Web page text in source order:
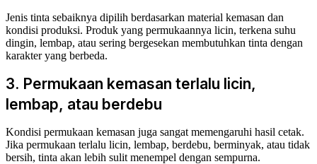
Jenis tinta sebaiknya dipilih berdasarkan material kemasan dan
kondisi produksi. Produk yang permukaannya licin, terkena suhu
dingin, lembap, atau sering bergesekan membutuhkan tinta dengan
karakter yang berbeda.
3. Permukaan kemasan terlalu licin,
lembap, atau berdebu
Kondisi permukaan kemasan juga sangat memengaruhi hasil cetak.
Jika permukaan terlalu licin, lembap, berdebu, berminyak, atau tidak
bersih, tinta akan lebih sulit menempel dengan sempurna.